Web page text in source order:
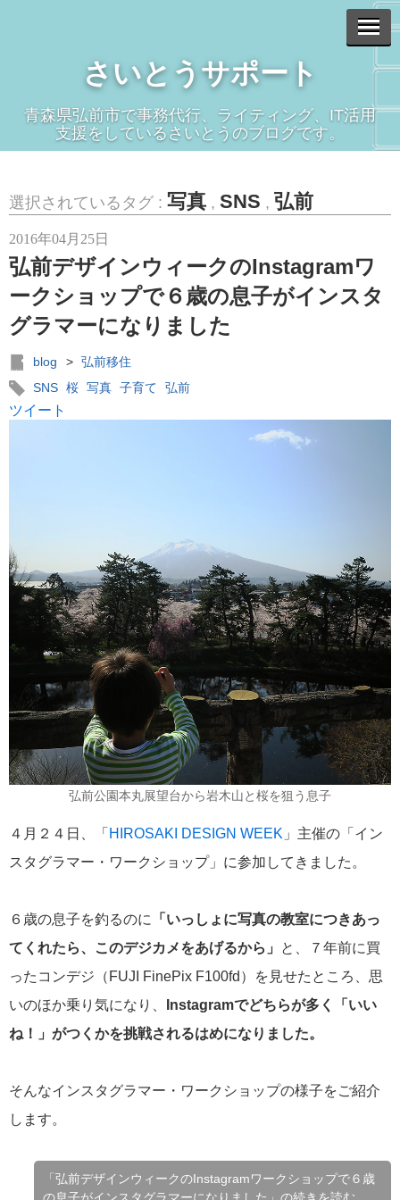
さいとうサポート
青森県弘前市で事務代行、ライティング、IT活用
支援をしているさいとうのブログです。
選択されているタグ : 写真 , SNS , 弘前
2016年04月25日
弘前デザインウィークのInstagramワ
ークショップで６歳の息子がインスタ
グラマーになりました
blog > 弘前移住
SNS 桜 写真 子育て 弘前
ツイート
弘前公園本丸展望台から岩木山と桜を狙う息子
４月２４日、「 HIROSAKI DESIGN WEEK 」主催の「イン
スタグラマー・ワークショップ」に参加してきました。
６歳の息子を釣るのに
「いっしょに写真の教室につきあっ
てくれたら、このデジカメをあげるから」
と、７年前に買
ったコンデジ（FUJI FinePix F100fd）を見せたところ、思
いのほか乗り気になり、
Instagramでどちらが多く「いい
ね！」がつくかを挑戦されるはめになりました。
そんなインスタグラマー・ワークショップの様子をご紹介
します。
「弘前デザインウィークのInstagramワークショップで６歳
の息子がインスタグラマーになりました」の続きを読む